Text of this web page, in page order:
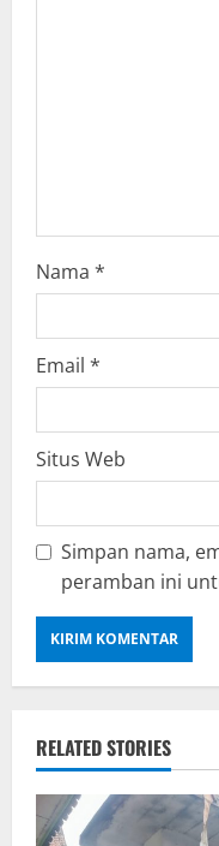
g
Nama *
Email *
Situs Web
Simpan nama,
peramban ini
RELATED STORIES